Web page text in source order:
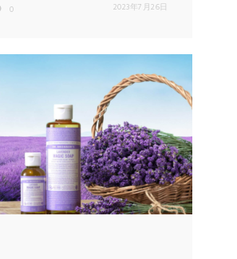
0 2023年7月26日